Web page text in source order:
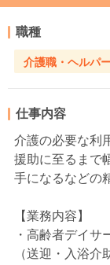
職種
介護職・ヘルパ
仕事内容
介護の必要な利
援助に至るまで
手になるなどの
【業務内容】
・高齢者デイ
（送迎・入浴